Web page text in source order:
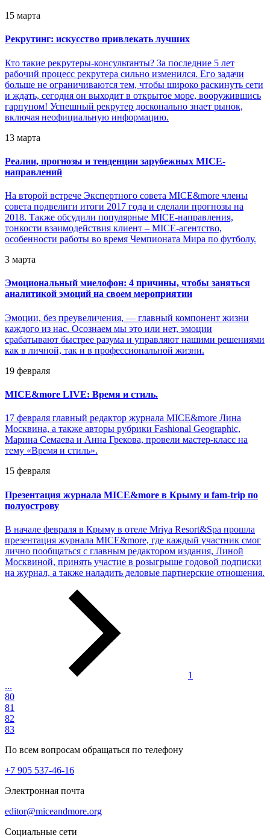
15 марта
Рекрутинг: искусство привлекать лучших
Кто такие рекрутеры-консультанты? За последние 5 лет
рабочий процесс рекрутера сильно изменился. Его задачи
больше не ограничиваются тем, чтобы широко раскинуть сети
и ждать, сегодня он выходит в открытое море, вооружившись
гарпуном! Успешный рекрутер досконально знает рынок,
включая неофициальную информацию.
13 марта
Реалии, прогнозы и тенденции зарубежных MICE-
направлений
На второй встрече Экспертного совета MICE&more члены
совета подвелиги итоги 2017 года и сделали прогнозы на
2018. Также обсудили популярные MICE-направления,
тонкости взаимодействия клиент – MICE-агентство,
особенности работы во время Чемпионата Мира по футболу.
3 марта
Эмоциональный миелофон: 4 причины, чтобы заняться
аналитикой эмоций на своем мероприятии
Эмоции, без преувеличения, — главный компонент жизни
каждого из нас. Осознаем мы это или нет, эмоции
срабатывают быстрее разума и управляют нашими решениями
как в личной, так и в профессиональной жизни.
19 февраля
MICE&more LIVE: Время и стиль.
17 февраля главный редактор журнала MICE&more Лина
Москвина, а также авторы рубрики Fashional Geographic,
Марина Семаева и Анна Грекова, провели мастер-класс на
тему «Время и стиль».
15 февраля
Презентация журнала MICE&more в Крыму и fam-trip по
полуострову
В начале февраля в Крыму в отеле Mriya Resort&Spa прошла
презентация журнала MICE&more, где каждый участник смог
лично пообщаться с главным редактором издания, Линой
Москвиной, принять участие в розыгрыше годовой подписки
на журнал, а также наладить деловые партнерские отношения.
1
...
80
81
82
83
По всем вопросам обращаться по телефону
+7 905 537-46-16
Электронная почта
editor@miceandmore.org
Социальные сети